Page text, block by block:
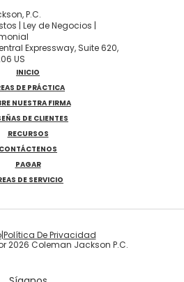
P.C.
| Ley de Negocios |
Expressway, Suite 620,
US
INICIO
DE PRÁCTICA
NUESTRA FIRMA
DE CLIENTES
RECURSOS
CONTÁCTENOS
PAGAR
DE SERVICIO
2026 Coleman Jackson P.C.
|Política De Privacidad